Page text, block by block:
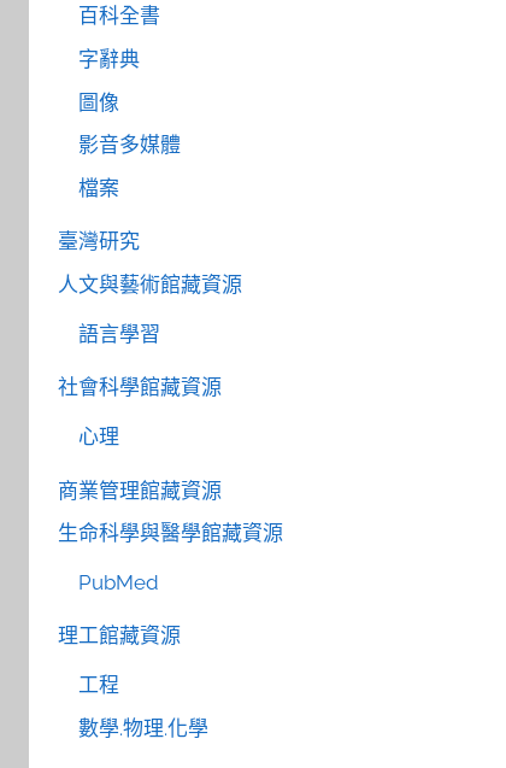
百科全書
字辭典
圖像
影音多媒體
檔案
臺灣研究
人文與藝術館藏資源
語言學習
社會科學館藏資源
心理
商業管理館藏資源
生命科學與醫學館藏資源
PubMed
理工館藏資源
工程
數學.物理.化學